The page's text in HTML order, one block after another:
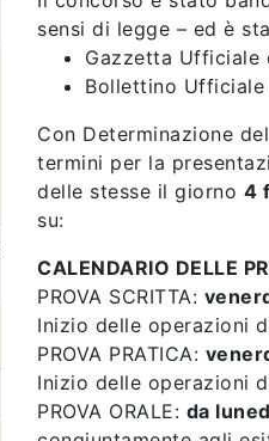
sensi di legge – ed è
Gazzetta Ufficiale
Bollettino Ufficiale
Con Determinazione
termini per la
delle stesse il giorno 4
su:
CALENDARIO DELLE
PROVA SCRITTA:
Inizio delle operazioni
PROVA PRATICA:
Inizio delle operazioni
PROVA ORALE: da